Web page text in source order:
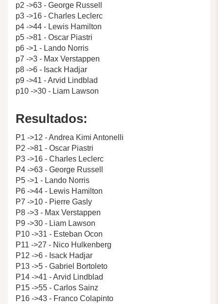
p2 ->63 - George Russell
p3 ->16 - Charles Leclerc
p4 ->44 - Lewis Hamilton
p5 ->81 - Oscar Piastri
p6 ->1 - Lando Norris
p7 ->3 - Max Verstappen
p8 ->6 - Isack Hadjar
p9 ->41 - Arvid Lindblad
p10 ->30 - Liam Lawson
Resultados:
P1 ->12 - Andrea Kimi Antonelli
P2 ->81 - Oscar Piastri
P3 ->16 - Charles Leclerc
P4 ->63 - George Russell
P5 ->1 - Lando Norris
P6 ->44 - Lewis Hamilton
P7 ->10 - Pierre Gasly
P8 ->3 - Max Verstappen
P9 ->30 - Liam Lawson
P10 ->31 - Esteban Ocon
P11 ->27 - Nico Hulkenberg
P12 ->6 - Isack Hadjar
P13 ->5 - Gabriel Bortoleto
P14 ->41 - Arvid Lindblad
P15 ->55 - Carlos Sainz
P16 ->43 - Franco Colapinto